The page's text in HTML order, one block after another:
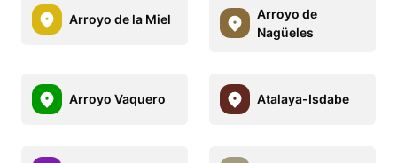
Arroyo de la Miel
Arroyo de
Nagüeles
Arroyo Vaquero Atalaya-Isdabe